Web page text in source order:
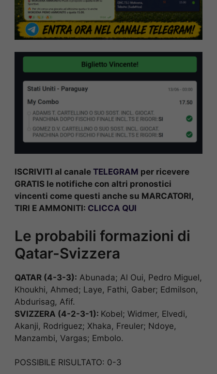
ISCRIVITI al canale TELEGRAM per ricevere
GRATIS le notifiche con altri pronostici
vincenti come questi anche su MARCATORI,
TIRI E AMMONITI: CLICCA QUI
Le probabili formazioni di
Qatar-Svizzera
QATAR (4-3-3): Abunada; Al Oui, Pedro Miguel,
Khoukhi, Ahmed; Laye, Fathi, Gaber; Edmilson,
Abdurisag, Afif.
SVIZZERA (4-2-3-1): Kobel; Widmer, Elvedi,
Akanji, Rodriguez; Xhaka, Freuler; Ndoye,
Manzambi, Vargas; Embolo.
POSSIBILE RISULTATO: 0-3